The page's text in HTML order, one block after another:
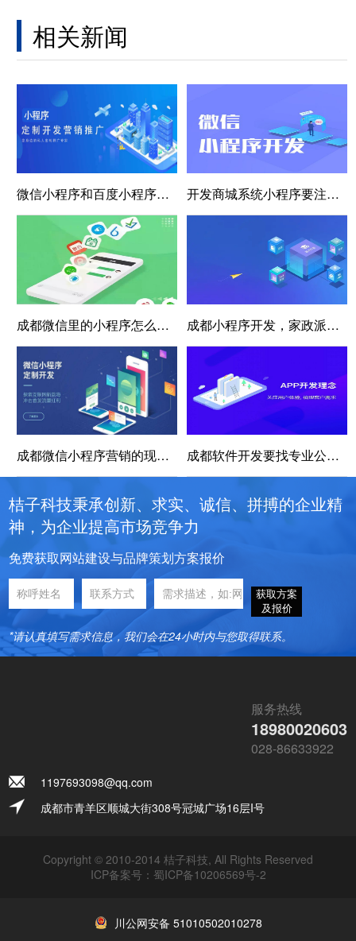
相关新闻
微信小程序和百度小程序轻应用的区别是什么？ 开发商城系统小程序要注意什么？
成都微信里的小程序怎么制作，里的小程序怎么制作视频 成都小程序开发，家政派单小程序开发，搭建数字化智能管理平台
成都微信小程序营销的现实意义 成都软件开发要找专业公司开发
桔子科技秉承创新、求实、诚信、拼搏的企业精
神，为企业提高市场竞争力
免费获取网站建设与品牌策划方案报价
获取方案
及报价
*请认真填写需求信息，我们会在24小时内与您取得联系。
服务热线
18980020603
028-86633922
1197693098@qq.com
成都市青羊区顺城大街308号冠城广场16层I号
Copyright © 2010-2014 桔子科技, All Rights Reserved
ICP备案号： 蜀ICP备10206569号-2
川公网安备 51010502010278